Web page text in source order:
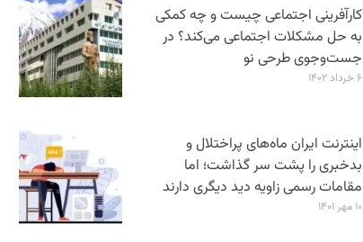
کارآفرینی اجتماعی چیست و چه کمکی
به حل مشکلات اجتماعی می‌کند؟ در
جست‌‌وجوی طرحی نو
۶ خرداد ۱۴۰۲
اینترنت ایران ماه‌های پراختلال و
بدخبری را پشت سر گذاشت؛ اما
مقامات رسمی زاویه دید دیگری دارند
۱۰ مهر ۱۴۰۱